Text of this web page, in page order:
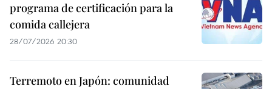
programa de certificación para la
comida callejera
28/07/2026 20:30
Terremoto en Japón: comunidad